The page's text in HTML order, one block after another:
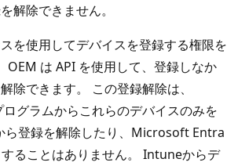
解除できません。
を使用してデバイスを登録する権限を
OEM は API を使用して、登録しなか
除できます。 この登録解除は、
グラムからこれらのデバイスのみを
ら登録を解除したり、Microsoft Entra
ることはありません。 Intuneからデ